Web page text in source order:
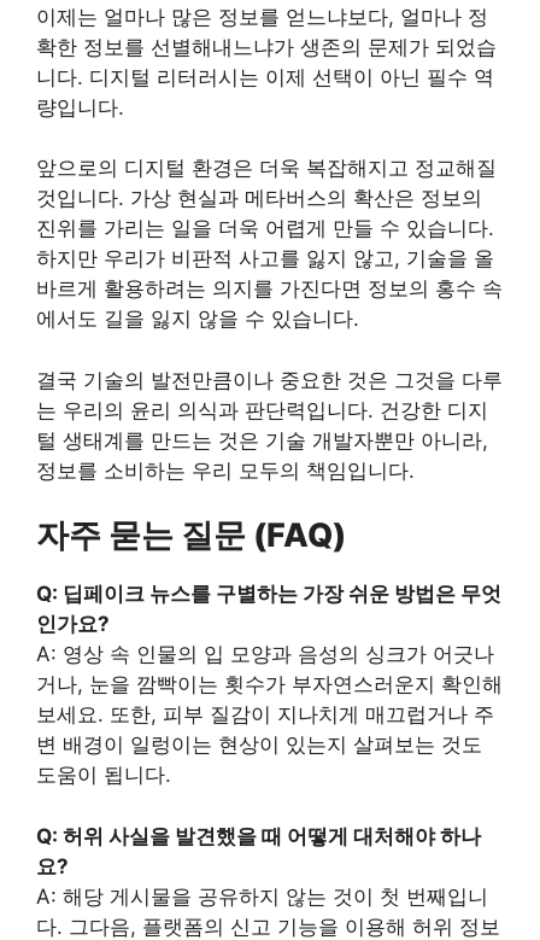
이제는 얼마나 많은 정보를 얻느냐보다, 얼마나 정
확한 정보를 선별해내느냐가 생존의 문제가 되었습
니다. 디지털 리터러시는 이제 선택이 아닌 필수 역
량입니다.
앞으로의 디지털 환경은 더욱 복잡해지고 정교해질
것입니다. 가상 현실과 메타버스의 확산은 정보의
진위를 가리는 일을 더욱 어렵게 만들 수 있습니다.
하지만 우리가 비판적 사고를 잃지 않고, 기술을 올
바르게 활용하려는 의지를 가진다면 정보의 홍수 속
에서도 길을 잃지 않을 수 있습니다.
결국 기술의 발전만큼이나 중요한 것은 그것을 다루
는 우리의 윤리 의식과 판단력입니다. 건강한 디지
털 생태계를 만드는 것은 기술 개발자뿐만 아니라,
정보를 소비하는 우리 모두의 책임입니다.
자주 묻는 질문 (FAQ)
Q: 딥페이크 뉴스를 구별하는 가장 쉬운 방법은 무엇
인가요?
A: 영상 속 인물의 입 모양과 음성의 싱크가 어긋나
거나, 눈을 깜빡이는 횟수가 부자연스러운지 확인해
보세요. 또한, 피부 질감이 지나치게 매끄럽거나 주
변 배경이 일렁이는 현상이 있는지 살펴보는 것도
도움이 됩니다.
Q: 허위 사실을 발견했을 때 어떻게 대처해야 하나
요?
A: 해당 게시물을 공유하지 않는 것이 첫 번째입니
다. 그다음, 플랫폼의 신고 기능을 이용해 허위 정보